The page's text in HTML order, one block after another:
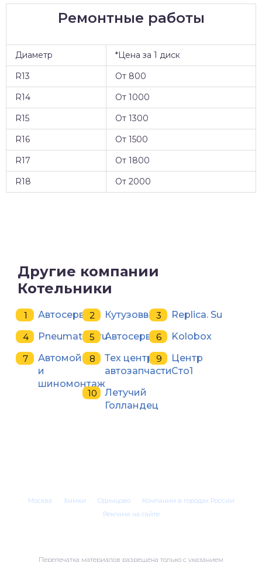
Ремонтные работы
Диаметр
*Цена за 1 диск
R13
От 800
R14
От 1000
R15
От 1300
R16
От 1500
R17
От 1800
R18
От 2000
Другие компании
Котельники
Автосервис Кутузовв
Replica. Su
Pneumatico.ruАвтосервис
Kolobox
Автомойка
и
шиномонтаж
Тех центр
автозапчасти
Центр
Сто1
Летучий
Голландец
Москва Химки Одинцово
Компании в городах России
Реклама на сайте
Перепечатка материалов разрешена только с указанием